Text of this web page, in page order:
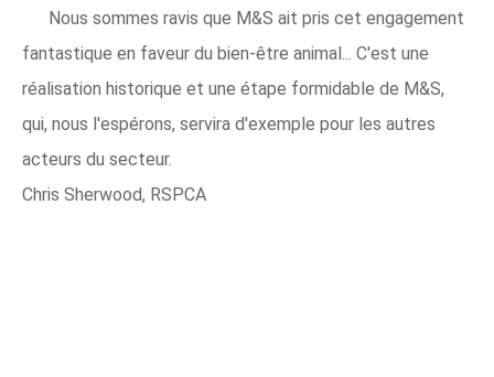
Nous sommes ravis que M&S ait pris cet engagement
fantastique en faveur du bien-être animal... C'est une
réalisation historique et une étape formidable de M&S,
qui, nous l'espérons, servira d'exemple pour les autres
acteurs du secteur.
Chris Sherwood, RSPCA